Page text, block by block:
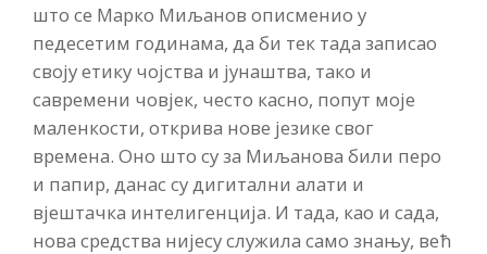
што се Марко Миљанов описменио у
педесетим годинама, да би тек тада записао
своју етику чојства и јунаштва, тако и
савремени човјек, често касно, попут моје
маленкости, открива нове језике свог
времена. Оно што су за Миљанова били перо
и папир, данас су дигитални алати и
вјештачка интелигенција. И тада, као и сада,
нова средства нијесу служила само знању, већ